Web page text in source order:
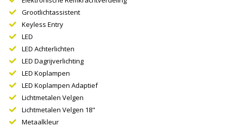
Grootlichtassistent
Keyless Entry
LED
LED Achterlichten
LED Dagrijverlichting
LED Koplampen
LED Koplampen Adaptief
Lichtmetalen Velgen
Lichtmetalen Velgen 18"
Metaalkleur